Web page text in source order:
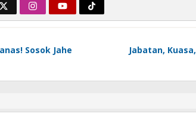
Sosok Jahe
Jabatan,